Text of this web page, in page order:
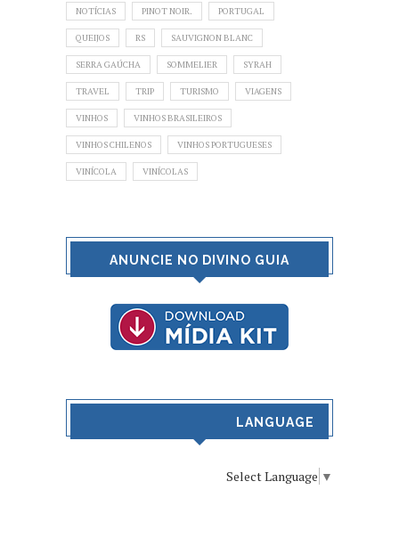
NOTÍCIAS PINOT NOIR. PORTUGAL
QUEIJOS RS SAUVIGNON BLANC
SERRA GAÚCHA SOMMELIER SYRAH
TRAVEL TRIP TURISMO VIAGENS
VINHOS VINHOS BRASILEIROS
VINHOS CHILENOS VINHOS PORTUGUESES
VINÍCOLA VINÍCOLAS
ANUNCIE NO DIVINO GUIA
LANGUAGE
Select Language ▼